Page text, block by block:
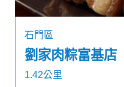
石門區
劉家肉粽富基店
1.42公里